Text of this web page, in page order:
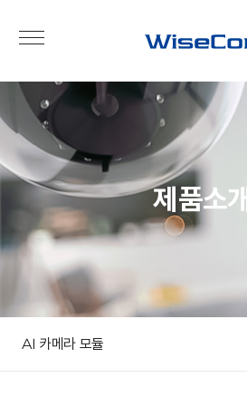
제품소개
AI 카메라 모듈